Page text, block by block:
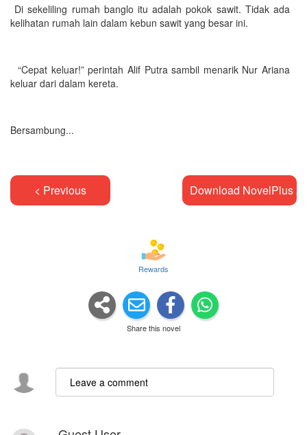
Di sekeliling rumah banglo itu adalah pokok sawit. Tidak ada
kelihatan rumah lain dalam kebun sawit yang besar ini.
“Cepat keluar!” perintah Alif Putra sambil menarik Nur Ariana
keluar dari dalam kereta.
Bersambung...
< Previous Download NovelPlus
Rewards
Share this novel